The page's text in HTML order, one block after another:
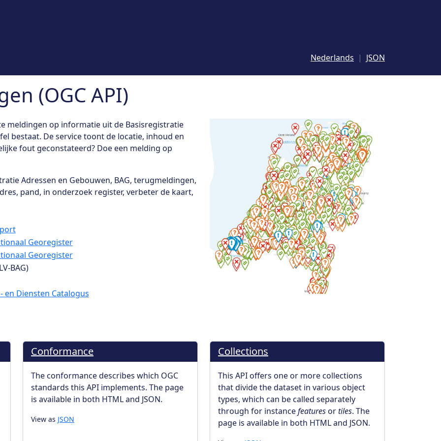
Nederlands JSON
(OGC API)
meldingen op informatie uit de Basisregistratie
bestaat. De service toont de locatie, inhoud en
fout geconstateerd? Doe een melding op
Adressen en Gebouwen, BAG, terugmeldingen,
pand, in onderzoek register, verbeter de kaart,
Georegister
Georegister
BAG)
en Diensten Catalogus
Conformance
The conformance describes which OGC
standards this API implements. The page
is available in both HTML and JSON.
View as JSON
Collections
This API offers one or more collections
that divide the dataset in various object
types, which can be called separately
through for instancefeaturesortiles. The
page is available in both HTML and JSON.